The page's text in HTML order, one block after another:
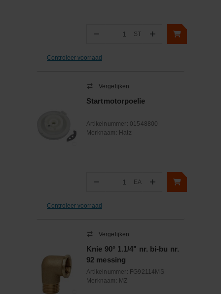
− Aantal
ST +
Controleer voorraad
Vergelijken
Startmotorpoelie
Artikelnummer: 01548800
Merknaam: Hatz
− Aantal
EA +
Controleer voorraad
Vergelijken
Knie 90° 1.1/4" nr. bi-bu nr.
92 messing
Artikelnummer: FG92114MS
Merknaam: MZ